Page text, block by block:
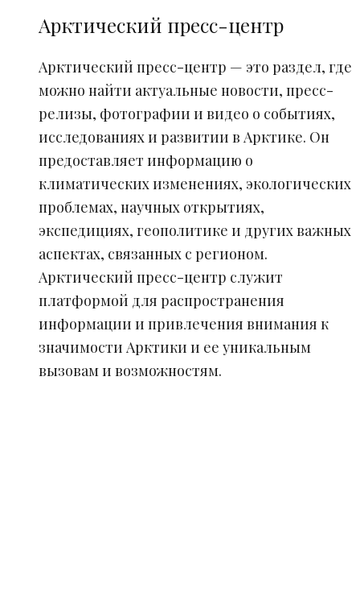
Арктический пресс-центр
Арктический пресс-центр — это раздел, где
можно найти актуальные новости, пресс-
релизы, фотографии и видео о событиях,
исследованиях и развитии в Арктике. Он
предоставляет информацию о
климатических изменениях, экологических
проблемах, научных открытиях,
экспедициях, геополитике и других важных
аспектах, связанных с регионом.
Арктический пресс-центр служит
платформой для распространения
информации и привлечения внимания к
значимости Арктики и ее уникальным
вызовам и возможностям.